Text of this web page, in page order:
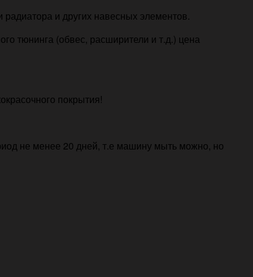
и других навесных элементов.
тюнинга (обвес, расширители и т.д.) цена
покрытия!
не менее 20 дней, т.е машину мыть можно, но